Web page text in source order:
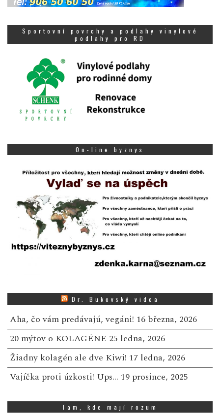
Sportovní povrchy a podlahy vinylové
podlahy pro RD
On-line byznys
Dr. Bukovský videa
Aha, čo vám predávajú, vegáni! 16 března, 2026
20 mýtov o KOLAGÉNE 25 ledna, 2026
Žiadny kolagén ale dve Kiwi! 17 ledna, 2026
Vajíčka proti úzkosti! Ups… 19 prosince, 2025
Tam, kde mají rozum